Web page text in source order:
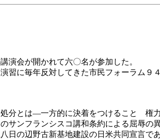
会が開かれて六〇名が参加した。
に毎年反対してきた市民フォーラム９
分とは―一方的に決着をつけること 権力
ンフランシスコ講和条約による屈辱の
日の辺野古新基地建設の日米共同宣言であ